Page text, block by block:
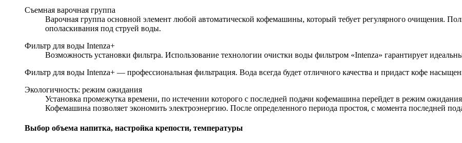
Съемная варочная группа
Варочная группа основной элемент любой автоматической кофемашины, который тебует регулярного очищения.
ополаскивания под струей воды.
Фильтр для воды Intenza+
Возможность установки фильтра. Использование технологии очистки воды фильтром «Intenza» гарантирует
Фильтр для воды Intenza+ — профессиональная фильтрация. Вода всегда будет отличного качества и придаст кофе
Экологичность: режим ожидания
Установка промежутка времени, по истечении которого с последней подачи кофемашина перейдет в режим
Кофемашина позволяет экономить электроэнергию. После определенного периода простоя, с момента последней
Выбор объема напитка, настройка крепости, температуры